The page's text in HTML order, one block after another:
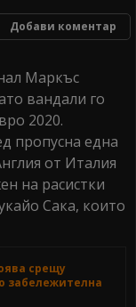
Добави коментар
Маркъс
вандали го
2020.
пропусна една
от Италия
на расистки
Сака, които
срещу
забележителна